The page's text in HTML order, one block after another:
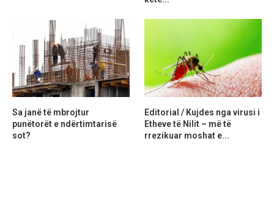
Sa janë të mbrojtur
punëtorët e ndërtimtarisë
sot?
Editorial / Kujdes nga virusi i
Etheve të Nilit – më të
rrezikuar moshat e...